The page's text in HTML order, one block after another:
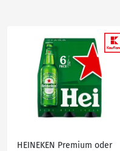
HEINEKEN Premium oder